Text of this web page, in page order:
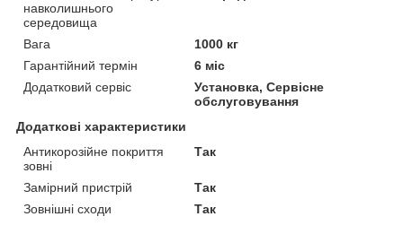
навколишнього
середовища
Вага
1000 кг
Гарантійний термін
6 міс
Додатковий сервіс
Установка, Сервісне
обслуговування
Додаткові характеристики
Антикорозійне покриття
зовні
Так
Замірний пристрій
Так
Зовнішні сходи
Так